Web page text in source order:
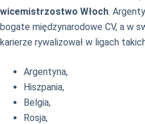
wicemistrzostwo Włoch.
bogate międzynarodowe CV, a w
karierze rywalizował w ligach
Argentyna,
Hiszpania,
Belgia,
Rosja,